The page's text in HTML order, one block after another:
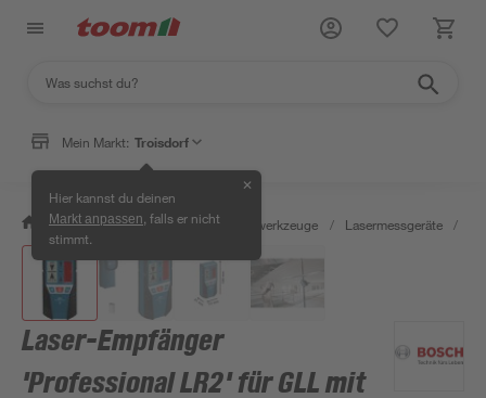
Mein Markt: Troisdorf
Hier kannst du deinen
Markt anpassen , falls er nicht
stimmt.
✕
/ Werkstatt & Maschinen / Messwerkzeuge / Lasermessgeräte /
Laser-Empfänger
'Professional LR2' für GLL mit